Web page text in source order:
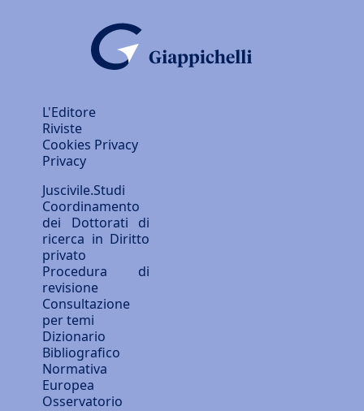
L'Editore
Riviste
Cookies Privacy
Privacy
Juscivile.Studi
Coordinamento
dei Dottorati di
ricerca in Diritto
privato
Procedura di
revisione
Consultazione
per temi
Dizionario
Bibliografico
Normativa
Europea
Osservatorio